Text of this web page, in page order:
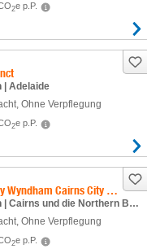
2e p.P.
| Adelaide
, Ohne Verpflegung
2e p.P.
Ramada by Wyndham Cairns City Centre
Australien | Cairns und die Northern Beaches | Cairns
, Ohne Verpflegung
2e p.P.